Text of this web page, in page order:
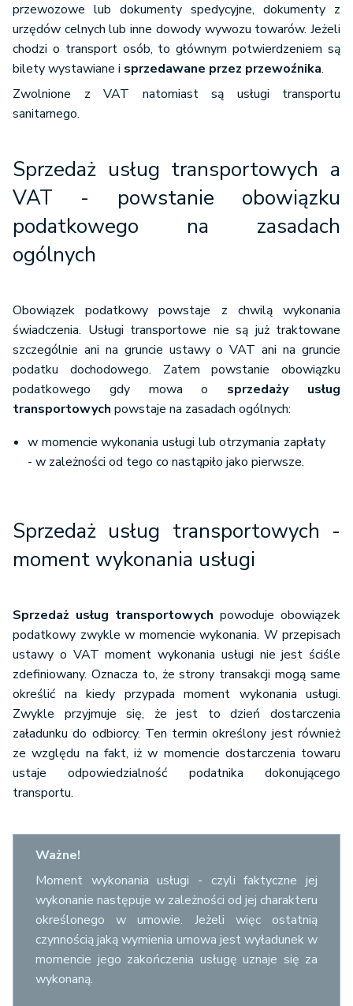
przewozowe lub dokumenty spedycyjne, dokumenty z
urzędów celnych lub inne dowody wywozu towarów. Jeżeli
chodzi o transport osób, to głównym potwierdzeniem są
bilety wystawiane i sprzedawane przez przewoźnika.
Zwolnione z VAT natomiast są usługi transportu
sanitarnego.
Sprzedaż usług transportowych a
VAT - powstanie obowiązku
podatkowego na zasadach
ogólnych
Obowiązek podatkowy powstaje z chwilą wykonania
świadczenia. Usługi transportowe nie są już traktowane
szczególnie ani na gruncie ustawy o VAT ani na gruncie
podatku dochodowego. Zatem powstanie obowiązku
podatkowego gdy mowa o sprzedaży usług
transportowych powstaje na zasadach ogólnych:
w momencie wykonania usługi lub otrzymania zapłaty
- w zależności od tego co nastąpiło jako pierwsze.
Sprzedaż usług transportowych -
moment wykonania usługi
Sprzedaż usług transportowych powoduje obowiązek
podatkowy zwykle w momencie wykonania. W przepisach
ustawy o VAT moment wykonania usługi nie jest ściśle
zdefiniowany. Oznacza to, że strony transakcji mogą same
określić na kiedy przypada moment wykonania usługi.
Zwykle przyjmuje się, że jest to dzień dostarczenia
załadunku do odbiorcy. Ten termin określony jest również
ze względu na fakt, iż w momencie dostarczenia towaru
ustaje odpowiedzialność podatnika dokonującego
transportu.
Ważne!
Moment wykonania usługi - czyli faktyczne jej
wykonanie następuje w zależności od jej charakteru
określonego w umowie. Jeżeli więc ostatnią
czynnością jaką wymienia umowa jest wyładunek w
momencie jego zakończenia usługę uznaje się za
wykonaną.